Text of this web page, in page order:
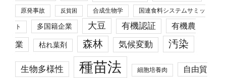
原発事故 反貧困 合成生物学 国連食料システムサミッ
ト 多国籍企業 大豆 有機認証 有機農
業 枯れ葉剤 森林 気候変動 汚染
生物多様性 種苗法 細胞培養肉 自由貿